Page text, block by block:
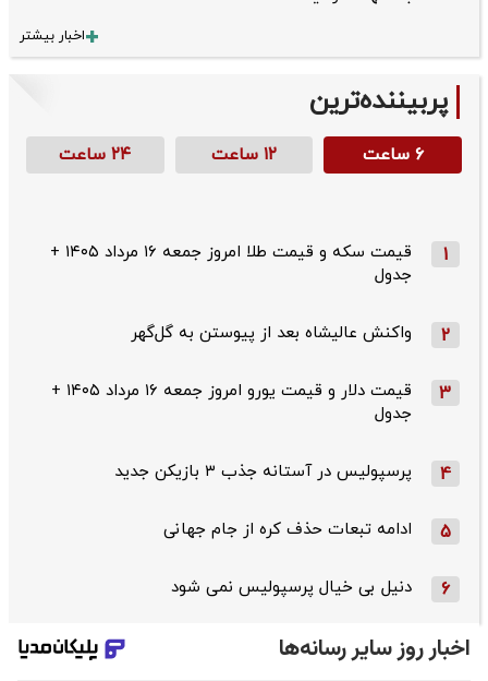
اخبار بیشتر
پربیننده‌ترین
۶ ساعت ۱۲ ساعت ۲۴ ساعت
1
قیمت سکه و قیمت طلا امروز جمعه ۱۶ مرداد ۱۴۰۵ +
جدول
2 واکنش عالیشاه بعد از پیوستن به گل‌گهر
3
قیمت دلار و قیمت یورو امروز جمعه ۱۶ مرداد ۱۴۰۵ +
جدول
4 پرسپولیس در آستانه جذب ۳ بازیکن جدید
5 ادامه تبعات حذف کره از جام جهانی
6 دنیل بی خیال پرسپولیس نمی شود